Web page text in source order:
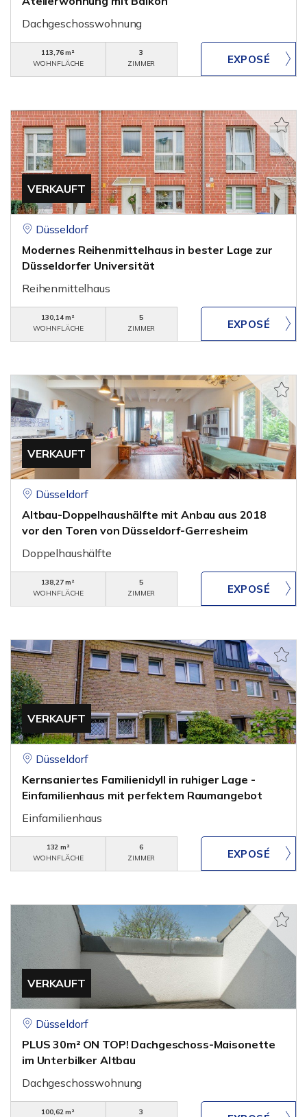
Dachgeschosswohnung
113,76 m²
WOHNFLÄCHE
3
ZIMMER
VERKAUFT
Düsseldorf
Modernes Reihenmittelhaus in bester Lage zur
Düsseldorfer Universität
Reihenmittelhaus
130,14 m²
WOHNFLÄCHE
5
ZIMMER
VERKAUFT
Düsseldorf
Altbau-Doppelhaushälfte mit Anbau aus 2018
vor den Toren von Düsseldorf-Gerresheim
Doppelhaushälfte
138,27 m²
WOHNFLÄCHE
5
ZIMMER
VERKAUFT
Düsseldorf
Kernsaniertes Familienidyll in ruhiger Lage -
Einfamilienhaus mit perfektem Raumangebot
Einfamilienhaus
132 m²
WOHNFLÄCHE
6
ZIMMER
VERKAUFT
Düsseldorf
PLUS 30m² ON TOP! Dachgeschoss-Maisonette
im Unterbilker Altbau
Dachgeschosswohnung
100,62 m²
3